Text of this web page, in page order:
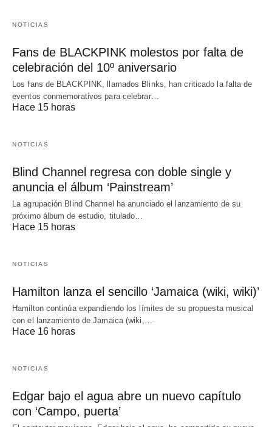
NOTICIAS
Fans de BLACKPINK molestos por falta de
celebración del 10º aniversario
Los fans de BLACKPINK, llamados Blinks, han criticado la falta de
eventos conmemorativos para celebrar…
Hace 15 horas
NOTICIAS
Blind Channel regresa con doble single y
anuncia el álbum ‘Painstream’
La agrupación Blind Channel ha anunciado el lanzamiento de su
próximo álbum de estudio, titulado…
Hace 15 horas
NOTICIAS
Hamilton lanza el sencillo ‘Jamaica (wiki, wiki)’
Hamilton continúa expandiendo los límites de su propuesta musical
con el lanzamiento de Jamaica (wiki,…
Hace 16 horas
NOTICIAS
Edgar bajo el agua abre un nuevo capítulo
con ‘Campo, puerta’